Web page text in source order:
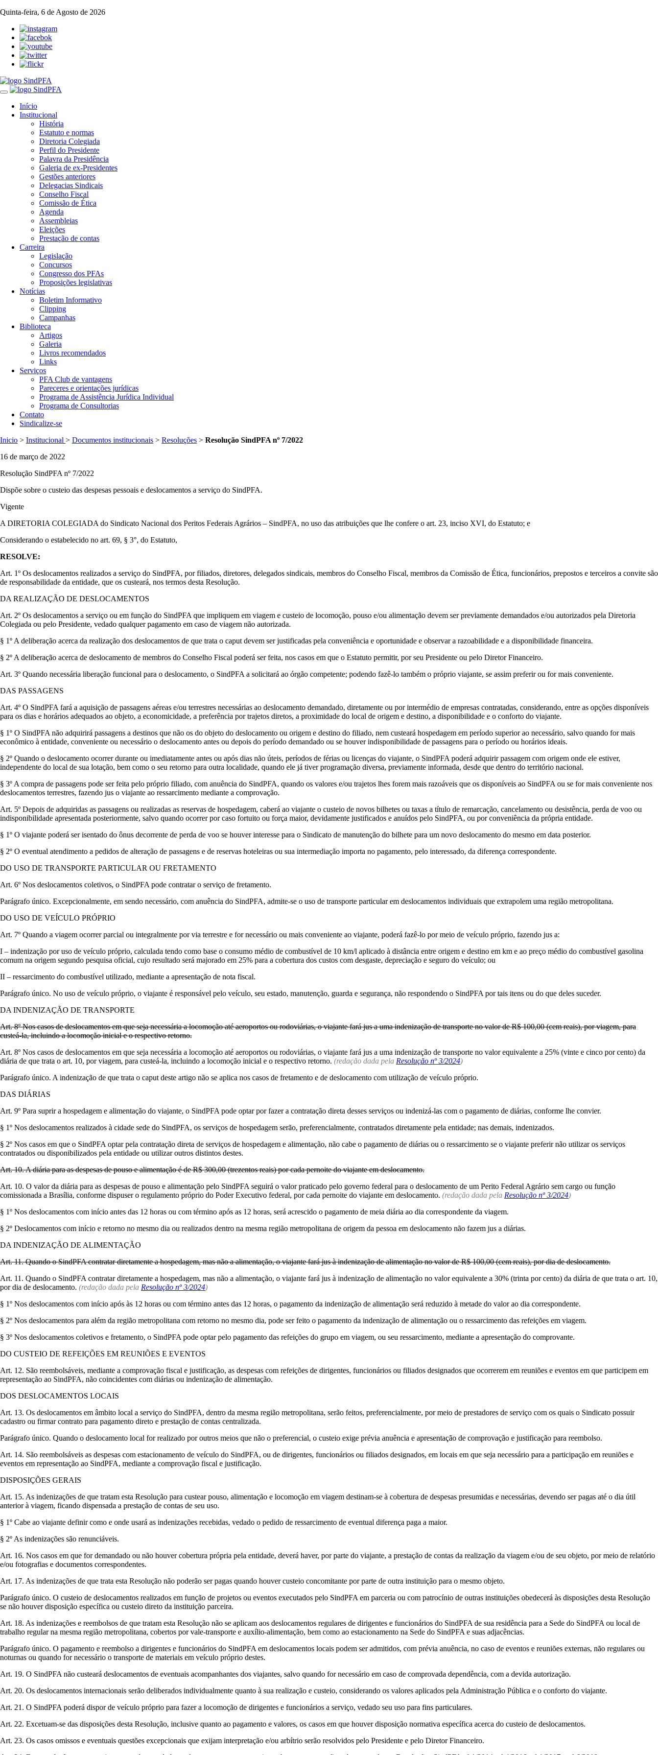
Quinta-feira, 6 de Agosto de 2026
Toggle
navigation
Início
Institucional
História
Estatuto e normas
Diretoria Colegiada
Perfil do Presidente
Palavra da Presidência
Galeria de ex-Presidentes
Gestões anteriores
Delegacias Sindicais
Conselho Fiscal
Comissão de Ética
Agenda
Assembleias
Eleições
Prestação de contas
Carreira
Legislação
Concursos
Congresso dos PFAs
Proposições legislativas
Notícias
Boletim Informativo
Clipping
Campanhas
Biblioteca
Artigos
Galeria
Livros recomendados
Links
Serviços
PFA Club de vantagens
Pareceres e orientações jurídicas
Programa de Assistência Jurídica Individual
Programa de Consultorias
Contato
Sindicalize-se
Inicio > Institucional > Documentos institucionais > Resoluções > Resolução SindPFA nº 7/2022
16 de março de 2022
Resolução SindPFA nº 7/2022
Dispõe sobre o custeio das despesas pessoais e deslocamentos a serviço do SindPFA.
Vigente
A DIRETORIA COLEGIADA do Sindicato Nacional dos Peritos Federais Agrários – SindPFA, no uso das atribuições que lhe confere o art. 23, inciso XVI, do Estatuto; e
Considerando o estabelecido no art. 69, § 3°, do Estatuto,
RESOLVE:
Art. 1º Os deslocamentos realizados a serviço do SindPFA, por filiados, diretores, delegados sindicais, membros do Conselho Fiscal, membros da Comissão de Ética, funcionários, prepostos e terceiros a convite são
de responsabilidade da entidade, que os custeará, nos termos desta Resolução.
DA REALIZAÇÃO DE DESLOCAMENTOS
Art. 2º Os deslocamentos a serviço ou em função do SindPFA que impliquem em viagem e custeio de locomoção, pouso e/ou alimentação devem ser previamente demandados e/ou autorizados pela Diretoria
Colegiada ou pelo Presidente, vedado qualquer pagamento em caso de viagem não autorizada.
§ 1º A deliberação acerca da realização dos deslocamentos de que trata o caput devem ser justificadas pela conveniência e oportunidade e observar a razoabilidade e a disponibilidade financeira.
§ 2º A deliberação acerca de deslocamento de membros do Conselho Fiscal poderá ser feita, nos casos em que o Estatuto permitir, por seu Presidente ou pelo Diretor Financeiro.
Art. 3º Quando necessária liberação funcional para o deslocamento, o SindPFA a solicitará ao órgão competente; podendo fazê-lo também o próprio viajante, se assim preferir ou for mais conveniente.
DAS PASSAGENS
Art. 4º O SindPFA fará a aquisição de passagens aéreas e/ou terrestres necessárias ao deslocamento demandado, diretamente ou por intermédio de empresas contratadas, considerando, entre as opções disponíveis
para os dias e horários adequados ao objeto, a economicidade, a preferência por trajetos diretos, a proximidade do local de origem e destino, a disponibilidade e o conforto do viajante.
§ 1º O SindPFA não adquirirá passagens a destinos que não os do objeto do deslocamento ou origem e destino do filiado, nem custeará hospedagem em período superior ao necessário, salvo quando for mais
econômico à entidade, conveniente ou necessário o deslocamento antes ou depois do período demandado ou se houver indisponibilidade de passagens para o período ou horários ideais.
§ 2º Quando o deslocamento ocorrer durante ou imediatamente antes ou após dias não úteis, períodos de férias ou licenças do viajante, o SindPFA poderá adquirir passagem com origem onde ele estiver,
independente do local de sua lotação, bem como o seu retorno para outra localidade, quando ele já tiver programação diversa, previamente informada, desde que dentro do território nacional.
§ 3º A compra de passagens pode ser feita pelo próprio filiado, com anuência do SindPFA, quando os valores e/ou trajetos lhes forem mais razoáveis que os disponíveis ao SindPFA ou se for mais conveniente nos
deslocamentos terrestres, fazendo jus o viajante ao ressarcimento mediante a comprovação.
Art. 5º Depois de adquiridas as passagens ou realizadas as reservas de hospedagem, caberá ao viajante o custeio de novos bilhetes ou taxas a título de remarcação, cancelamento ou desistência, perda de voo ou
indisponibilidade apresentada posteriormente, salvo quando ocorrer por caso fortuito ou força maior, devidamente justificados e anuídos pelo SindPFA, ou por conveniência da própria entidade.
§ 1º O viajante poderá ser isentado do ônus decorrente de perda de voo se houver interesse para o Sindicato de manutenção do bilhete para um novo deslocamento do mesmo em data posterior.
§ 2º O eventual atendimento a pedidos de alteração de passagens e de reservas hoteleiras ou sua intermediação importa no pagamento, pelo interessado, da diferença correspondente.
DO USO DE TRANSPORTE PARTICULAR OU FRETAMENTO
Art. 6º Nos deslocamentos coletivos, o SindPFA pode contratar o serviço de fretamento.
Parágrafo único. Excepcionalmente, em sendo necessário, com anuência do SindPFA, admite-se o uso de transporte particular em deslocamentos individuais que extrapolem uma região metropolitana.
DO USO DE VEÍCULO PRÓPRIO
Art. 7º Quando a viagem ocorrer parcial ou integralmente por via terrestre e for necessário ou mais conveniente ao viajante, poderá fazê-lo por meio de veículo próprio, fazendo jus a:
I – indenização por uso de veículo próprio, calculada tendo como base o consumo médio de combustível de 10 km/l aplicado à distância entre origem e destino em km e ao preço médio do combustível gasolina
comum na origem segundo pesquisa oficial, cujo resultado será majorado em 25% para a cobertura dos custos com desgaste, depreciação e seguro do veículo; ou
II – ressarcimento do combustível utilizado, mediante a apresentação de nota fiscal.
Parágrafo único. No uso de veículo próprio, o viajante é responsável pelo veículo, seu estado, manutenção, guarda e segurança, não respondendo o SindPFA por tais itens ou do que deles suceder.
DA INDENIZAÇÃO DE TRANSPORTE
Art. 8º Nos casos de deslocamentos em que seja necessária a locomoção até aeroportos ou rodoviárias, o viajante fará jus a uma indenização de transporte no valor de R$ 100,00 (cem reais), por viagem, para
custeá-la, incluindo a locomoção inicial e o respectivo retorno.
Art. 8º Nos casos de deslocamentos em que seja necessária a locomoção até aeroportos ou rodoviárias, o viajante fará jus a uma indenização de transporte no valor equivalente a 25% (vinte e cinco por cento) da
diária de que trata o art. 10, por viagem, para custeá-la, incluindo a locomoção inicial e o respectivo retorno. (redação dada pela Resolução nº 3/2024)
Parágrafo único. A indenização de que trata o caput deste artigo não se aplica nos casos de fretamento e de deslocamento com utilização de veículo próprio.
DAS DIÁRIAS
Art. 9º Para suprir a hospedagem e alimentação do viajante, o SindPFA pode optar por fazer a contratação direta desses serviços ou indenizá-las com o pagamento de diárias, conforme lhe convier.
§ 1º Nos deslocamentos realizados à cidade sede do SindPFA, os serviços de hospedagem serão, preferencialmente, contratados diretamente pela entidade; nas demais, indenizados.
§ 2º Nos casos em que o SindPFA optar pela contratação direta de serviços de hospedagem e alimentação, não cabe o pagamento de diárias ou o ressarcimento se o viajante preferir não utilizar os serviços
contratados ou disponibilizados pela entidade ou utilizar outros distintos destes.
Art. 10. A diária para as despesas de pouso e alimentação é de R$ 300,00 (trezentos reais) por cada pernoite do viajante em deslocamento.
Art. 10. O valor da diária para as despesas de pouso e alimentação pelo SindPFA seguirá o valor praticado pelo governo federal para o deslocamento de um Perito Federal Agrário sem cargo ou função
comissionada a Brasília, conforme dispuser o regulamento próprio do Poder Executivo federal, por cada pernoite do viajante em deslocamento. (redação dada pela Resolução nº 3/2024)
§ 1º Nos deslocamentos com início antes das 12 horas ou com término após as 12 horas, será acrescido o pagamento de meia diária ao dia correspondente da viagem.
§ 2º Deslocamentos com início e retorno no mesmo dia ou realizados dentro na mesma região metropolitana de origem da pessoa em deslocamento não fazem jus a diárias.
DA INDENIZAÇÃO DE ALIMENTAÇÃO
Art. 11. Quando o SindPFA contratar diretamente a hospedagem, mas não a alimentação, o viajante fará jus à indenização de alimentação no valor de R$ 100,00 (cem reais), por dia de deslocamento.
Art. 11. Quando o SindPFA contratar diretamente a hospedagem, mas não a alimentação, o viajante fará jus à indenização de alimentação no valor equivalente a 30% (trinta por cento) da diária de que trata o art. 10,
por dia de deslocamento. (redação dada pela Resolução nº 3/2024)
§ 1º Nos deslocamentos com início após às 12 horas ou com término antes das 12 horas, o pagamento da indenização de alimentação será reduzido à metade do valor ao dia correspondente.
§ 2º Nos deslocamentos para além da região metropolitana com retorno no mesmo dia, pode ser feito o pagamento da indenização de alimentação ou o ressarcimento das refeições em viagem.
§ 3º Nos deslocamentos coletivos e fretamento, o SindPFA pode optar pelo pagamento das refeições do grupo em viagem, ou seu ressarcimento, mediante a apresentação do comprovante.
DO CUSTEIO DE REFEIÇÕES EM REUNIÕES E EVENTOS
Art. 12. São reembolsáveis, mediante a comprovação fiscal e justificação, as despesas com refeições de dirigentes, funcionários ou filiados designados que ocorrerem em reuniões e eventos em que participem em
representação ao SindPFA, não coincidentes com diárias ou indenização de alimentação.
DOS DESLOCAMENTOS LOCAIS
Art. 13. Os deslocamentos em âmbito local a serviço do SindPFA, dentro da mesma região metropolitana, serão feitos, preferencialmente, por meio de prestadores de serviço com os quais o Sindicato possuir
cadastro ou firmar contrato para pagamento direto e prestação de contas centralizada.
Parágrafo único. Quando o deslocamento local for realizado por outros meios que não o preferencial, o custeio exige prévia anuência e apresentação de comprovação e justificação para reembolso.
Art. 14. São reembolsáveis as despesas com estacionamento de veículo do SindPFA, ou de dirigentes, funcionários ou filiados designados, em locais em que seja necessário para a participação em reuniões e
eventos em representação ao SindPFA, mediante a comprovação fiscal e justificação.
DISPOSIÇÕES GERAIS
Art. 15. As indenizações de que tratam esta Resolução para custear pouso, alimentação e locomoção em viagem destinam-se à cobertura de despesas presumidas e necessárias, devendo ser pagas até o dia útil
anterior à viagem, ficando dispensada a prestação de contas de seu uso.
§ 1º Cabe ao viajante definir como e onde usará as indenizações recebidas, vedado o pedido de ressarcimento de eventual diferença paga a maior.
§ 2º As indenizações são renunciáveis.
Art. 16. Nos casos em que for demandado ou não houver cobertura própria pela entidade, deverá haver, por parte do viajante, a prestação de contas da realização da viagem e/ou de seu objeto, por meio de relatório
e/ou fotografias e documentos correspondentes.
Art. 17. As indenizações de que trata esta Resolução não poderão ser pagas quando houver custeio concomitante por parte de outra instituição para o mesmo objeto.
Parágrafo único. O custeio de deslocamentos realizados em função de projetos ou eventos executados pelo SindPFA em parceria ou com patrocínio de outras instituições obedecerá às disposições desta Resolução
se não houver disposição específica ou custeio direto da instituição parceira.
Art. 18. As indenizações e reembolsos de que tratam esta Resolução não se aplicam aos deslocamentos regulares de dirigentes e funcionários do SindPFA de sua residência para a Sede do SindPFA ou local de
trabalho regular na mesma região metropolitana, cobertos por vale-transporte e auxílio-alimentação, bem como ao estacionamento na Sede do SindPFA e suas adjacências.
Parágrafo único. O pagamento e reembolso a dirigentes e funcionários do SindPFA em deslocamentos locais podem ser admitidos, com prévia anuência, no caso de eventos e reuniões externas, não regulares ou
noturnas ou quando for necessário o transporte de materiais em veículo próprio destes.
Art. 19. O SindPFA não custeará deslocamentos de eventuais acompanhantes dos viajantes, salvo quando for necessário em caso de comprovada dependência, com a devida autorização.
Art. 20. Os deslocamentos internacionais serão deliberados individualmente quanto à sua realização e custeio, considerando os valores aplicados pela Administração Pública e o conforto do viajante.
Art. 21. O SindPFA poderá dispor de veículo próprio para fazer a locomoção de dirigentes e funcionários a serviço, vedado seu uso para fins particulares.
Art. 22. Excetuam-se das disposições desta Resolução, inclusive quanto ao pagamento e valores, os casos em que houver disposição normativa específica acerca do custeio de deslocamentos.
Art. 23. Os casos omissos e eventuais questões excepcionais que exijam interpretação e/ou arbítrio serão resolvidos pelo Presidente e pelo Diretor Financeiro.